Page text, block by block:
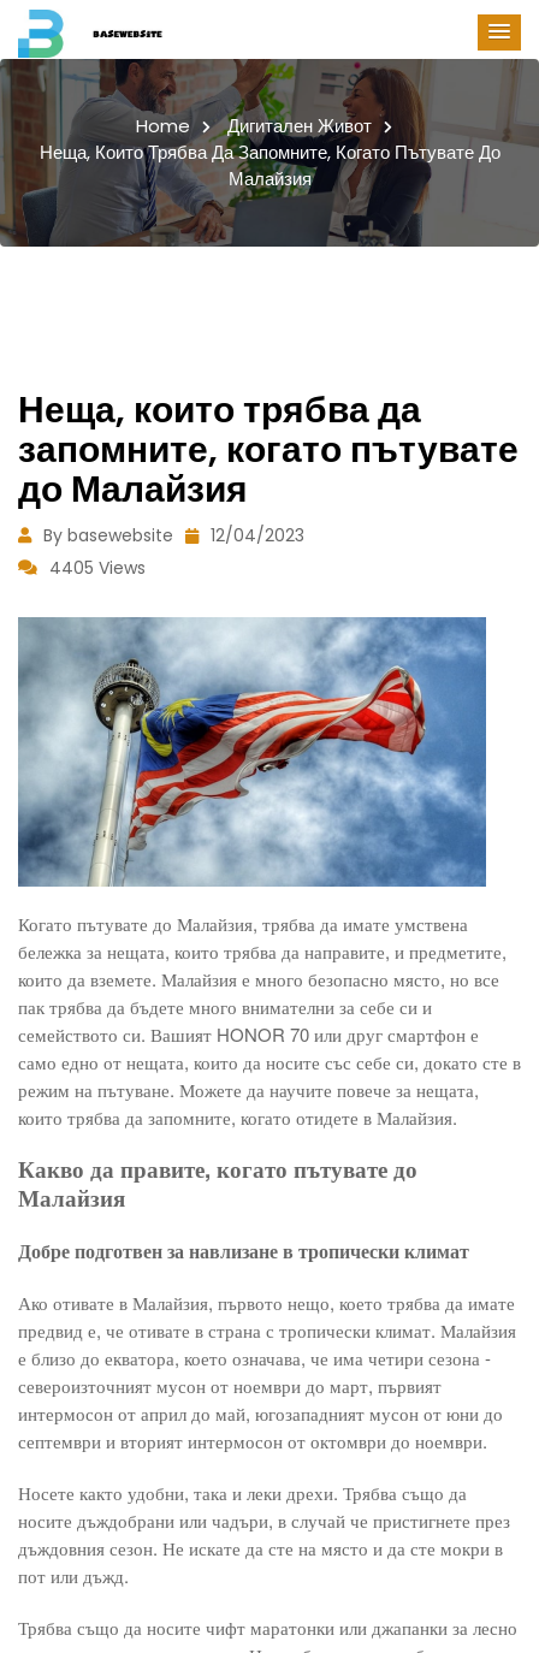
Home
Дигитален Живот
Неща, Които Трябва Да Запомните, Когато Пътувате До
Малайзия
Неща, които трябва да
запомните, когато пътувате
до Малайзия
By basewebsite
12/04/2023
4405 Views
Когато пътувате до Малайзия, трябва да имате умствена
бележка за нещата, които трябва да направите, и предметите,
които да вземете. Малайзия е много безопасно място, но все
пак трябва да бъдете много внимателни за себе си и
семейството си. Вашият HONOR 70 или друг смартфон е
само едно от нещата, които да носите със себе си, докато сте в
режим на пътуване. Можете да научите повече за нещата,
които трябва да запомните, когато отидете в Малайзия.
Какво да правите, когато пътувате до
Малайзия
Добре подготвен за навлизане в тропически климат
Ако отивате в Малайзия, първото нещо, което трябва да имате
предвид е, че отивате в страна с тропически климат. Малайзия
е близо до екватора, което означава, че има четири сезона -
североизточният мусон от ноември до март, първият
интермосон от април до май, югозападният мусон от юни до
септември и вторият интермосон от октомври до ноември.
Носете както удобни, така и леки дрехи. Трябва също да
носите дъждобрани или чадъри, в случай че пристигнете през
дъждовния сезон. Не искате да сте на място и да сте мокри в
пот или дъжд.
Трябва също да носите чифт маратонки или джапанки за лесно